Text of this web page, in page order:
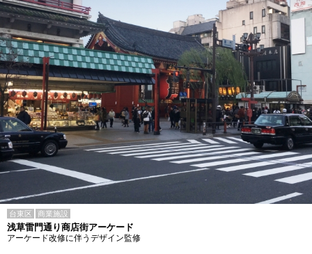
台東区 商業施設
浅草雷門通り商店街アーケード
アーケード改修に伴うデザイン監修